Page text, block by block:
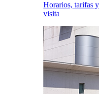
Horarios, tarifas
visita